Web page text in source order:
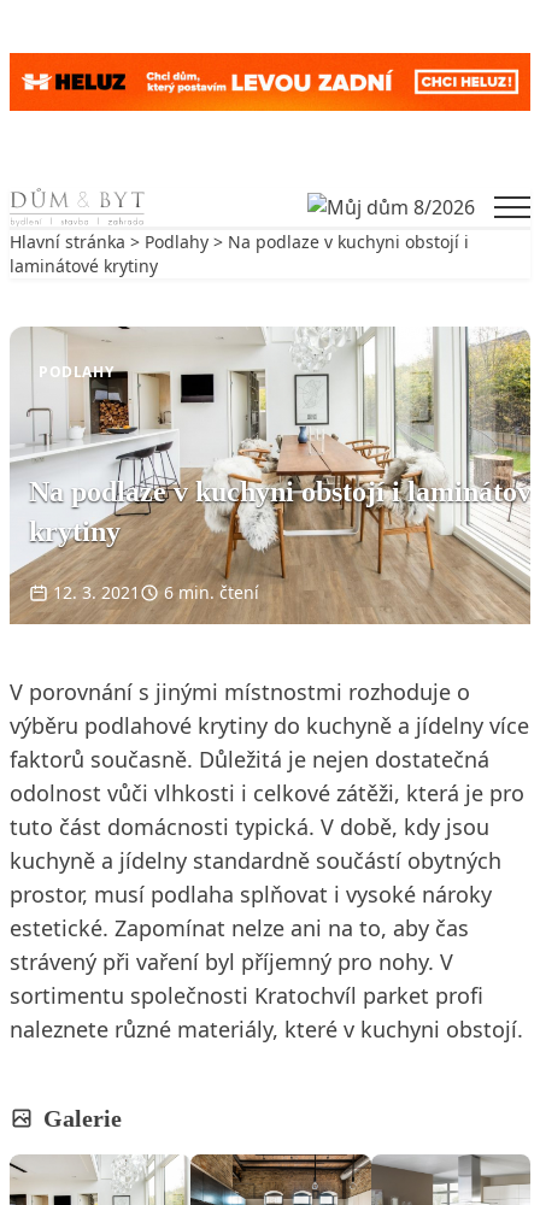
Skip to content
Hlavní stránka > Podlahy > Na podlaze v kuchyni obstojí i
laminátové krytiny
PODLAHY
Na podlaze v kuchyni obstojí i
krytiny
12. 3. 2021 6 min. čtení
V porovnání s jinými místnostmi rozhoduje o
výběru podlahové krytiny do kuchyně a jídelny více
faktorů současně. Důležitá je nejen dostatečná
odolnost vůči vlhkosti i celkové zátěži, která je pro
tuto část domácnosti typická. V době, kdy jsou
kuchyně a jídelny standardně součástí obytných
prostor, musí podlaha splňovat i vysoké nároky
estetické. Zapomínat nelze ani na to, aby čas
strávený při vaření byl příjemný pro nohy. V
sortimentu společnosti Kratochvíl parket profi
naleznete různé materiály, které v kuchyni obstojí.
Galerie